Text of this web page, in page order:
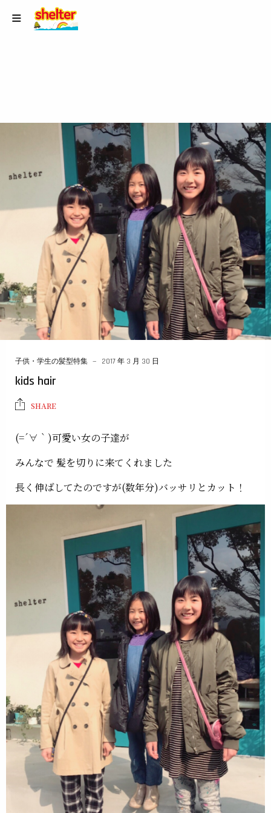
子供・学生の髪型特集 2017 年 3 月 30 日
kids hair
SHARE
(=´∀｀)可愛い女の子達が
みんなで 髪を切りに来てくれました
長く伸ばしてたのですが(数年分)バッサリとカット！